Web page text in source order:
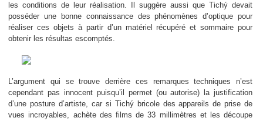
les conditions de leur réalisation. Il suggère aussi queTichý devait
posséder une bonne connaissance des phénomènes d’optique pour
réaliser ces objets à partir d’un matériel récupéré et sommaire pour
obtenir les résultas escomptés.
L’argument qui se trouve derrière ces remarques techniques n’est
cependant pas innocent puisqu’il permet (ou autorise) la justification
d’une posture d’artiste, car si Tichý bricole des appareils de prise de
vues incroyables, achète des films de 33 millimètres et les découpe